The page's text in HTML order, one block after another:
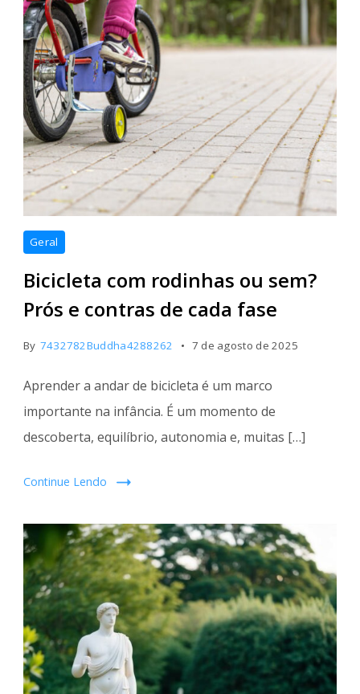
Geral
Bicicleta com rodinhas ou sem?
Prós e contras de cada fase
By 7432782Buddha4288262 7 de agosto de 2025
Aprender a andar de bicicleta é um marco
importante na infância. É um momento de
descoberta, equilíbrio, autonomia e, muitas […]
Continue Lendo